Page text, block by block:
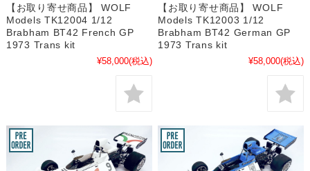
【お取り寄せ商品】 WOLF
Models TK12004 1/12
Brabham BT42 French GP
1973 Trans kit
¥58,000(税込)
【お取り寄せ商品】 WOLF
Models TK12003 1/12
Brabham BT42 German GP
1973 Trans kit
¥58,000(税込)